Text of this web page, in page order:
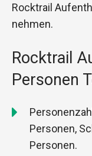
Rocktrail
nehmen.
Rocktrail
Personen
Personen,
Personen.